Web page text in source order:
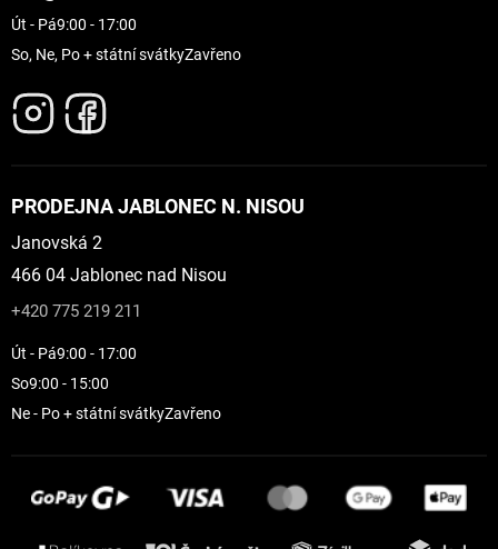
Út - Pá9:00 - 17:00
So, Ne, Po + státní svátkyZavřeno
PRODEJNA JABLONEC N. NISOU
Janovská 2
466 04 Jablonec nad Nisou
+420 775 219 211
Út - Pá9:00 - 17:00
So9:00 - 15:00
Ne - Po + státní svátkyZavřeno